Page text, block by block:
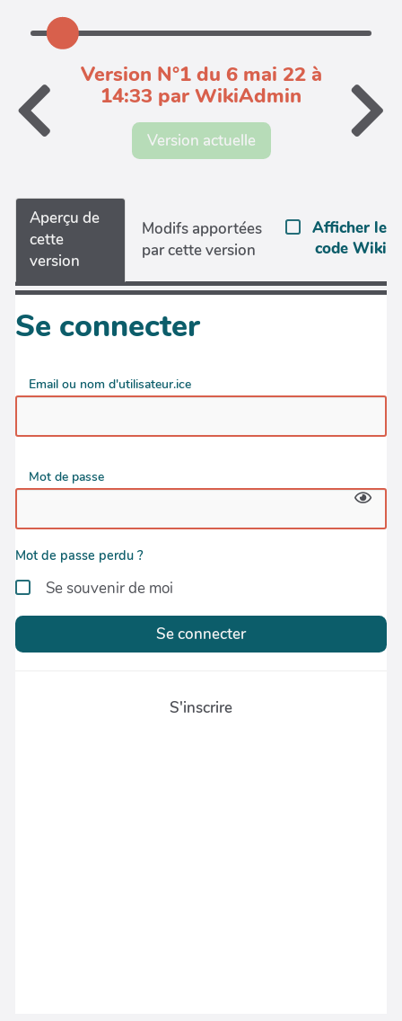
Version N°1 du 6 mai 22 à
14:33 par WikiAdmin
Version actuelle
Aperçu de
cette
version
Modifs apportées
par cette version
Afficher le
code Wiki